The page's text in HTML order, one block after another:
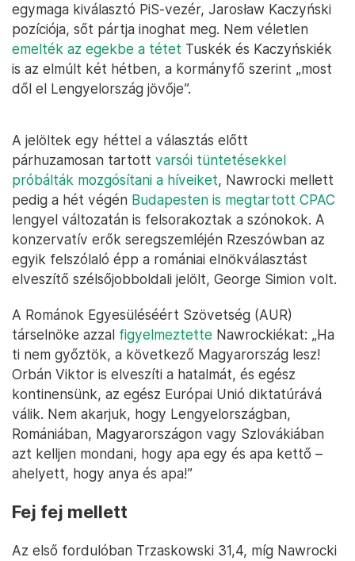
egymaga kiválasztó PiS-vezér, Jarosław Kaczyński
pozíciója, sőt pártja inoghat meg. Nem véletlen
emelték az egekbe a tétet Tuskék és Kaczyńskiék
is az elmúlt két hétben, a kormányfő szerint „most
dől el Lengyelország jövője”.
A jelöltek egy héttel a választás előtt
párhuzamosan tartott varsói tüntetésekkel
próbálták mozgósítani a híveiket, Nawrocki mellett
pedig a hét végén Budapesten is megtartott CPAC
lengyel változatán is felsorakoztak a szónokok. A
konzervatív erők seregszemléjén Rzeszówban az
egyik felszólaló épp a romániai elnökválasztást
elveszítő szélsőjobboldali jelölt, George Simion volt.
A Románok Egyesüléséért Szövetség (AUR)
társelnöke azzal figyelmeztette Nawrockiékat: „Ha
ti nem győztök, a következő Magyarország lesz!
Orbán Viktor is elveszíti a hatalmát, és egész
kontinensünk, az egész Európai Unió diktatúrává
válik. Nem akarjuk, hogy Lengyelországban,
Romániában, Magyarországon vagy Szlovákiában
azt kelljen mondani, hogy apa egy és apa kettő –
ahelyett, hogy anya és apa!”
Fej fej mellett
Az első fordulóban Trzaskowski 31,4, míg Nawrocki